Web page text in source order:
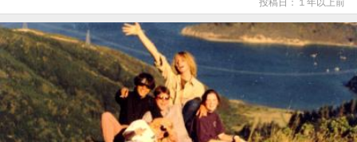
ウ
テ
ィ
マ
ル
テ
投稿日：１年以上前